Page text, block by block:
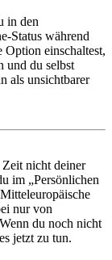
in den
Status während
Option einschaltest,
und du selbst
als unsichtbarer
nicht deiner
im „Persönlichen
nur von
du noch nicht
jetzt zu tun.